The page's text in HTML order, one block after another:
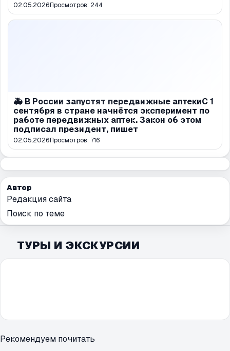
02.05.2026Просмотров: 244
🚑 В России запустят передвижные аптекиС 1
сентября в стране начнётся эксперимент по
работе передвижных аптек. Закон об этом
подписал президент, пишет
02.05.2026Просмотров: 716
Автор
Редакция сайта
Поиск по теме
ТУРЫ И ЭКСКУРСИИ
Рекомендуем почитать